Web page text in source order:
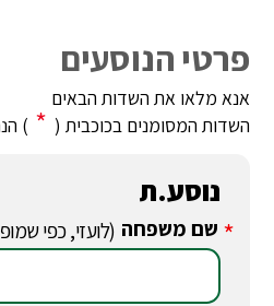
פרטי הנוסעים
אנא מלאו את השדות הבאים
השדות המסומנים בכוכבית ( *
)
נוסע.ת
* שם משפחה (לועזי, כפי